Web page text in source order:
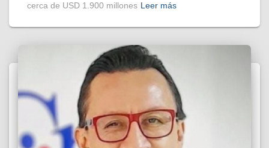
cerca de USD 1.900 millones Leer más